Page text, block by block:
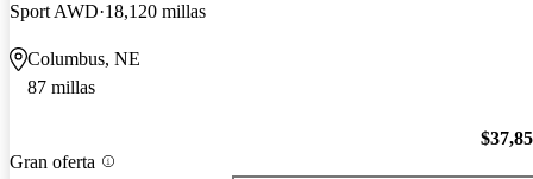
Sport AWD 18,120 millas
Columbus, NE
87 millas
Gran oferta